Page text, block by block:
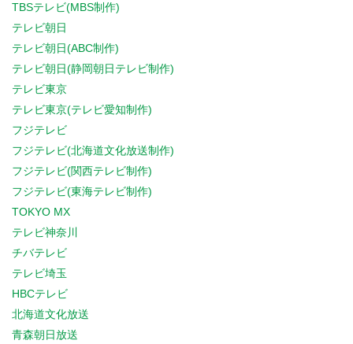
TBSテレビ(MBS制作)
テレビ朝日
テレビ朝日(ABC制作)
テレビ朝日(静岡朝日テレビ制作)
テレビ東京
テレビ東京(テレビ愛知制作)
フジテレビ
フジテレビ(北海道文化放送制作)
フジテレビ(関西テレビ制作)
フジテレビ(東海テレビ制作)
TOKYO MX
テレビ神奈川
チバテレビ
テレビ埼玉
HBCテレビ
北海道文化放送
青森朝日放送